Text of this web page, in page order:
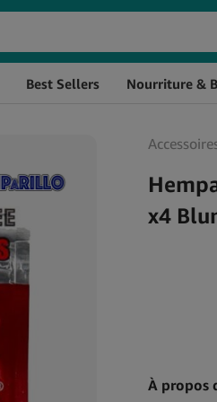
CBD pour les Cheveux
CBD Massage
CBD pour l'Hygiène
Personnelle
Soin de la peau au CBD
Best Sellers Nourriture &
x4
À propos